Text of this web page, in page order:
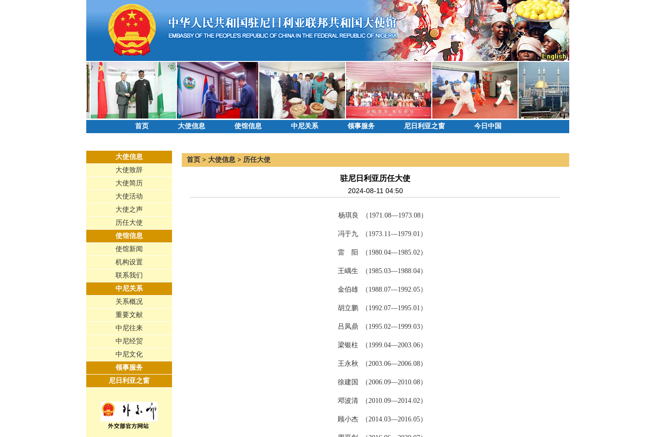
首页 大使信息 使馆信息 中尼关系 领事服务 尼日利亚之窗 今日中国
大使信息
大使致辞
大使简历
大使活动
大使之声
历任大使
使馆信息
使馆新闻
机构设置
联系我们
中尼关系
关系概况
重要文献
中尼往来
中尼经贸
中尼文化
领事服务
尼日利亚之窗
首页> 大使信息> 历任大使
驻尼日利亚历任大使
2024-08-11 04:50
杨琪良 （1971.08—1973.08）
冯于九 （1973.11—1979.01）
雷 阳 （1980.04—1985.02）
王嵎生 （1985.03—1988.04）
金伯雄 （1988.07—1992.05）
胡立鹏 （1992.07—1995.01）
吕凤鼎 （1995.02—1999.03）
梁银柱 （1999.04—2003.06）
王永秋 （2003.06—2006.08）
徐建国 （2006.09—2010.08）
邓波清 （2010.09—2014.02）
顾小杰 （2014.03—2016.05）